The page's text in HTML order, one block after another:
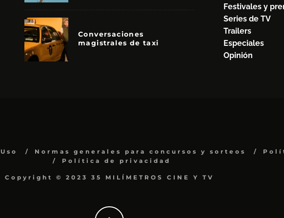
Conversaciones
magistrales de taxi
Festivales y
Series de TV
Trailers
Especiales
Opinión
Normas generales para concursos y sorteos
Política de privacidad
Copyright © 2023 35 MILÍMETROS CINE Y TV